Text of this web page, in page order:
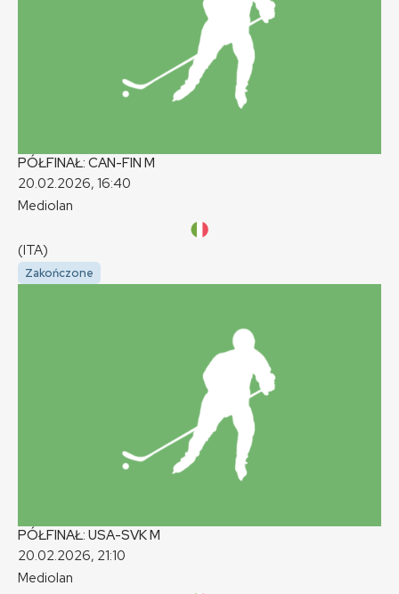
PÓŁFINAŁ: CAN-FIN M
20.02.2026, 16:40
Mediolan
(ITA)
Zakończone
PÓŁFINAŁ: USA-SVKM
20.02.2026, 21:10
Mediolan